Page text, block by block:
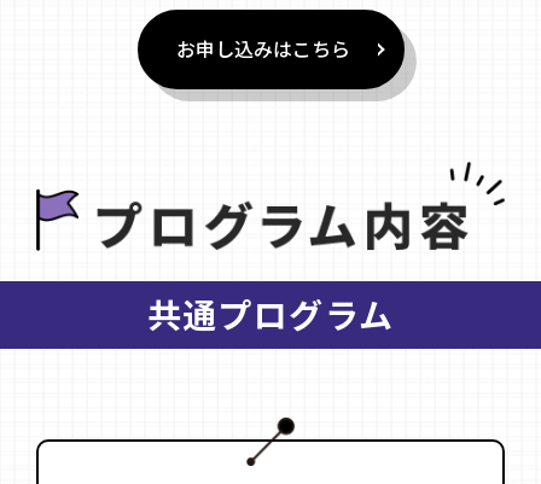
お申し込みはこちら
共通プログラム